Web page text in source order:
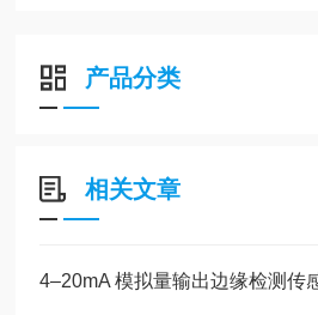
产品分类
相关文章